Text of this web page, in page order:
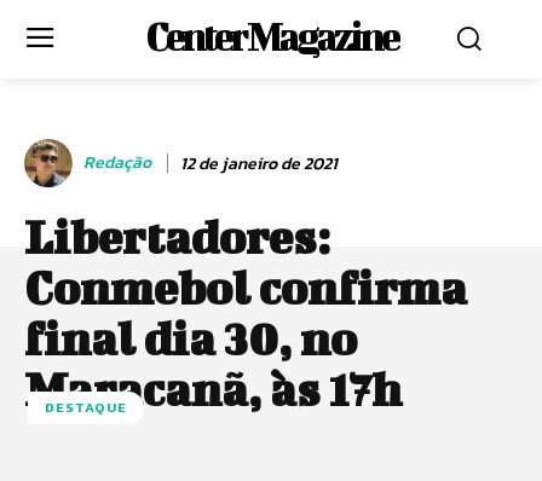
Center Magazine
Redação 12 de janeiro de 2021
Libertadores:
Conmebol confirma
final dia 30, no
Maracanã, às 17h
DESTAQUE